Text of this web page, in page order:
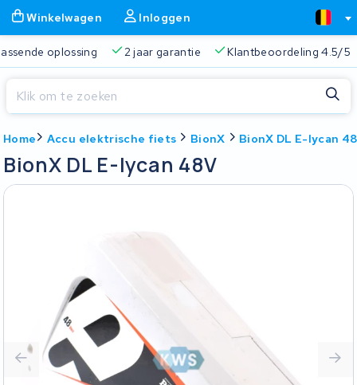
Winkelwagen Inloggen
oplossing 2 jaar garantie Klantbeoordeling 4.5/5
Home Accu elektrische fiets BionX BionX DL E-lycan
BionX DL E-lycan 48V
Sluiten
Altijd een passende oplossing
Sluiten
Begin te typen in de zoekbalk om te zoeken